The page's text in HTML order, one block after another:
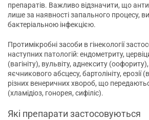
препаратів. Важливо відзначити, що
лише за наявності запального процесу,
бактеріальною інфекцією.
Протимікробні засоби в гінекології
наступних патологій: ендометриту,
(вагініту), вульвіту, аднекситу (оофориту),
яєчникового абсцесу, бартолініту, ерозії
різних венеричних хвороб, що
(хламідіоз, гонорея, сифіліс).
Які препарати застосовуються